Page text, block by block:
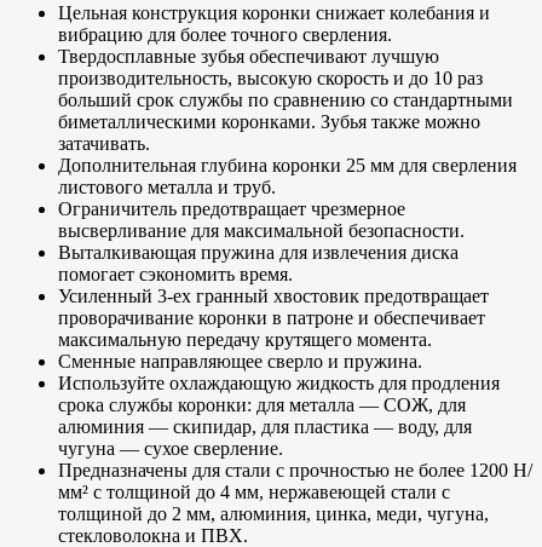
Цельная конструкция коронки снижает колебания и
вибрацию для более точного сверления.
Твердосплавные зубья обеспечивают лучшую
производительность, высокую скорость и до 10 раз
больший срок службы по сравнению со стандартными
биметаллическими коронками. Зубья также можно
затачивать.
Дополнительная глубина коронки 25 мм для сверления
листового металла и труб.
Ограничитель предотвращает чрезмерное
высверливание для максимальной безопасности.
Выталкивающая пружина для извлечения диска
помогает сэкономить время.
Усиленный 3-ех гранный хвостовик предотвращает
проворачивание коронки в патроне и обеспечивает
максимальную передачу крутящего момента.
Сменные направляющее сверло и пружина.
Используйте охлаждающую жидкость для продления
срока службы коронки: для металла — СОЖ, для
алюминия — скипидар, для пластика — воду, для
чугуна — сухое сверление.
Предназначены для стали с прочностью не более 1200 Н/
мм² с толщиной до 4 мм, нержавеющей стали с
толщиной до 2 мм, алюминия, цинка, меди, чугуна,
стекловолокна и ПВХ.